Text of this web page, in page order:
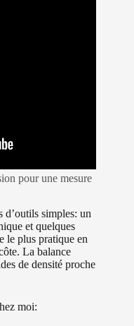
pour une mesure
d’outils simples: un
et quelques
le plus pratique en
La balance
de densité proche
moi: